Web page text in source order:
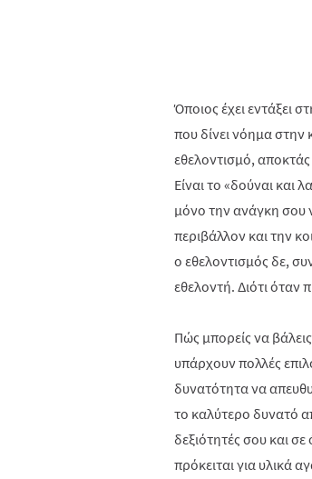
Όποιος έχει εντάξει
που δίνει νόημα στην
εθελοντισμό,
Είναι το «δούναι και
μόνο την ανάγκη σου
περιβάλλον και την
ο εθελοντισμός δε,
εθελοντή. Διότι όταν
Πώς μπορείς να
υπάρχουν πολλές
δυνατότητα να
το καλύτερο δυνατό
δεξιότητές σου και
πρόκειται για υλικά